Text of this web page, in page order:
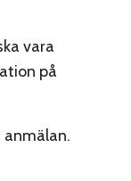
vara
på